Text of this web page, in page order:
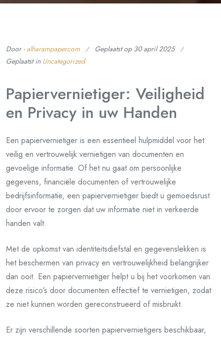
Door - alharampapercom Geplaatst op 30 april 2025
Geplaatst in Uncategorized
Papiervernietiger: Veiligheid
en Privacy in uw Handen
Een papiervernietiger is een essentieel hulpmiddel voor het
veilig en vertrouwelijk vernietigen van documenten en
gevoelige informatie. Of het nu gaat om persoonlijke
gegevens, financiële documenten of vertrouwelijke
bedrijfsinformatie, een papiervernietiger biedt u gemoedsrust
door ervoor te zorgen dat uw informatie niet in verkeerde
handen valt.
Met de opkomst van identiteitsdiefstal en gegevenslekken is
het beschermen van privacy en vertrouwelijkheid belangrijker
dan ooit. Een papiervernietiger helpt u bij het voorkomen van
deze risico’s door documenten effectief te vernietigen, zodat
ze niet kunnen worden gereconstrueerd of misbruikt.
Er zijn verschillende soorten papiervernietigers beschikbaar,